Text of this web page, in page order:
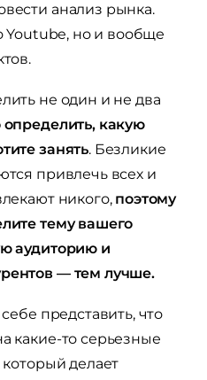
анализ рынка.
Youtube, но и вообще
не один и не два
какую
занять. Безликие
привлечь всех и
никого, поэтому
тему вашего
аудиторию и
— тем лучше.
представить, что
какие-то серьезные
который делает